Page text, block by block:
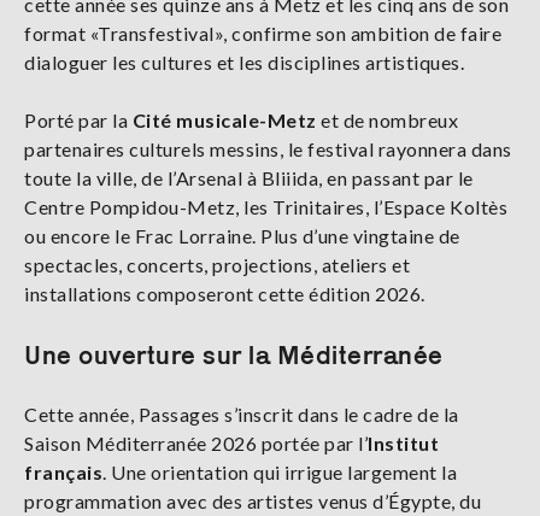
format «Transfestival», confirme son ambition de faire
dialoguer les cultures et les disciplines artistiques.
Porté par la Cité musicale-Metz et de nombreux
partenaires culturels messins, le festival rayonnera dans
toute la ville, de l’Arsenal à Bliiida, en passant par le
Centre Pompidou-Metz, les Trinitaires, l’Espace Koltès
ou encore le Frac Lorraine. Plus d’une vingtaine de
spectacles, concerts, projections, ateliers et
installations composeront cette édition 2026.
Une ouverture sur la Méditerranée
Cette année, Passages s’inscrit dans le cadre de la
Saison Méditerranée 2026 portée par l’Institut
français . Une orientation qui irrigue largement la
programmation avec des artistes venus d’Égypte, du